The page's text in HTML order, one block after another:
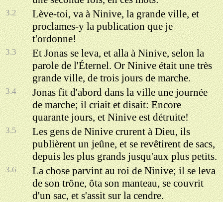
3.2
Lève-toi, va à Ninive, la grande ville, et
proclames-y la publication que je
t'ordonne!
3.3
Et Jonas se leva, et alla à Ninive, selon la
parole de l'Éternel. Or Ninive était une très
grande ville, de trois jours de marche.
3.4
Jonas fit d'abord dans la ville une journée
de marche; il criait et disait: Encore
quarante jours, et Ninive est détruite!
3.5
Les gens de Ninive crurent à Dieu, ils
publièrent un jeûne, et se revêtirent de sacs,
depuis les plus grands jusqu'aux plus petits.
3.6
La chose parvint au roi de Ninive; il se leva
de son trône, ôta son manteau, se couvrit
d'un sac, et s'assit sur la cendre.